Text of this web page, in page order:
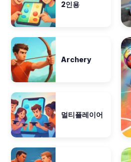
2인용
Archery
멀티플레이어